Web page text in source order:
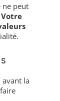
ne peut
Votre
avant la